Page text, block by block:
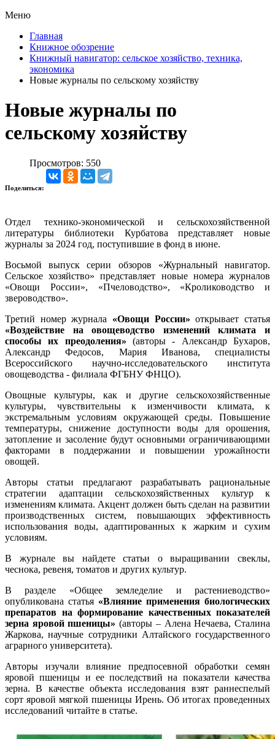
Меню
Главная
Книжное обозрение
Книжный навигатор: сельское хозяйство, техника,
экономика
Новые журналы по сельскому хозяйству
Новые журналы по
сельскому хозяйству
Просмотров: 550
Поделиться:
Отдел технико-экономической и сельскохозяйственной
литературы библиотеки Курбатова представляет новые
журналы за 2024 год, поступившие в фонд в июне.
Восьмой выпуск серии обзоров «Журнальный навигатор.
Сельское хозяйство» представляет новые номера журналов
«Овощи России», «Пчеловодство», «Кролиководство и
звероводство».
Третий номер журнала «Овощи России» открывает статья
«Воздействие на овощеводство изменений климата и
способы их преодоления» (авторы - Александр Бухаров,
Александр Федосов, Мария Иванова, специалисты
Всероссийского научно-исследовательского института
овощеводства - филиала ФГБНУ ФНЦО).
Овощные культуры, как и другие сельскохозяйственные
культуры, чувствительны к изменчивости климата, к
экстремальным условиям окружающей среды. Повышение
температуры, снижение доступности воды для орошения,
затопление и засоление будут основными ограничивающими
факторами в поддержании и повышении урожайности
овощей.
Авторы статьи предлагают разрабатывать рациональные
стратегии адаптации сельскохозяйственных культур к
изменениям климата. Акцент должен быть сделан на развитии
производственных систем, повышающих эффективность
использования воды, адаптированных к жарким и сухим
условиям.
В журнале вы найдете статьи о выращивании свеклы,
чеснока, ревеня, томатов и других культур.
В разделе «Общее земледелие и растениеводство»
опубликована статья «Влияние применения биологических
препаратов на формирование качественных показателей
зерна яровой пшеницы»(авторы – Алена Нечаева, Сталина
Жаркова, научные сотрудники Алтайского государственного
аграрного университета).
Авторы изучали влияние предпосевной обработки семян
яровой пшеницы и ее последствий на показатели качества
зерна. В качестве объекта исследования взят раннеспелый
сорт яровой мягкой пшеницы Ирень. Об итогах проведенных
исследований читайте в статье.